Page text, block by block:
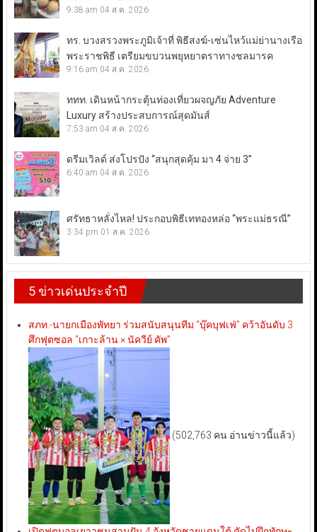
9:38 am 04 ส.ค. 2026
ทร. บวงสรวงพระภูมิเจ้าที่ พิธีสงฆ์-เซ่นไหว้แม่ย่านางเรือ
พระราชพิธี เตรียมขบวนพยุหยาตราทางชลมารค
9:16 am 04 ส.ค. 2026
ททท. เดินหน้ากระตุ้นท่องเที่ยวผจญภัย Adventure
Luxury สร้างประสบการณ์สุดมันส์
7:53 am 04 ส.ค. 2026
ดรีมเวิลด์ ส่งโปรปัง “สนุกสุดคุ้ม มา 4 จ่าย 3”
6:40 am 04 ส.ค. 2026
ศรัทธาหลั่งไหล! ประกอบพิธีเททองหล่อ “พระแม่ธรณี”
3:34 pm 01 ส.ค. 2026
5 ข่าวเด่นประจำปี
สภท.-นายกเมืองพัทยา ร่วมสนับสนุนทีม “บุ๊คบุฟเฟ่” คว้าอันดับ 3
ศึกฟุตซอล “เกาะล้าน × นัควีย์ คัพ”
(502,763 คน อ่านข่าวนี้แล้ว)